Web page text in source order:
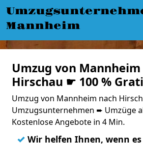
Mannheim
Umzug von Mannheim
Hirschau ☛ 100 %
Umzug von Mannheim nach
Umzugsunternehmen ➨ Umzüge
Kostenlose Angebote in 4 Min.
✓ Wir helfen Ihnen, wenn